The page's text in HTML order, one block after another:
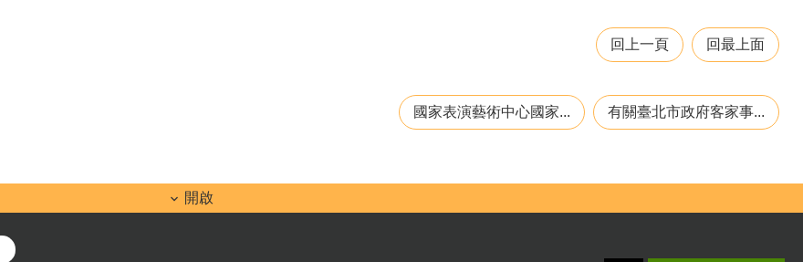
回上一頁 回最上面
國家表演藝術中心國家... 有關臺北市政府客家事...
開啟